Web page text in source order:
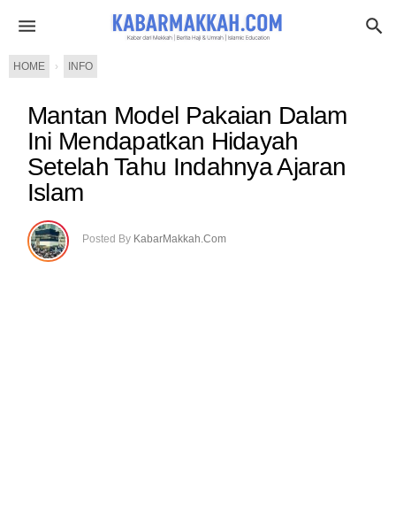
HOME › INFO
Mantan Model Pakaian Dalam
Ini Mendapatkan Hidayah
Setelah Tahu Indahnya Ajaran
Islam
Posted By KabarMakkah.Com